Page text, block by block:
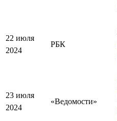
22 июля
2024
РБК
23 июля
2024
«Ведомости»